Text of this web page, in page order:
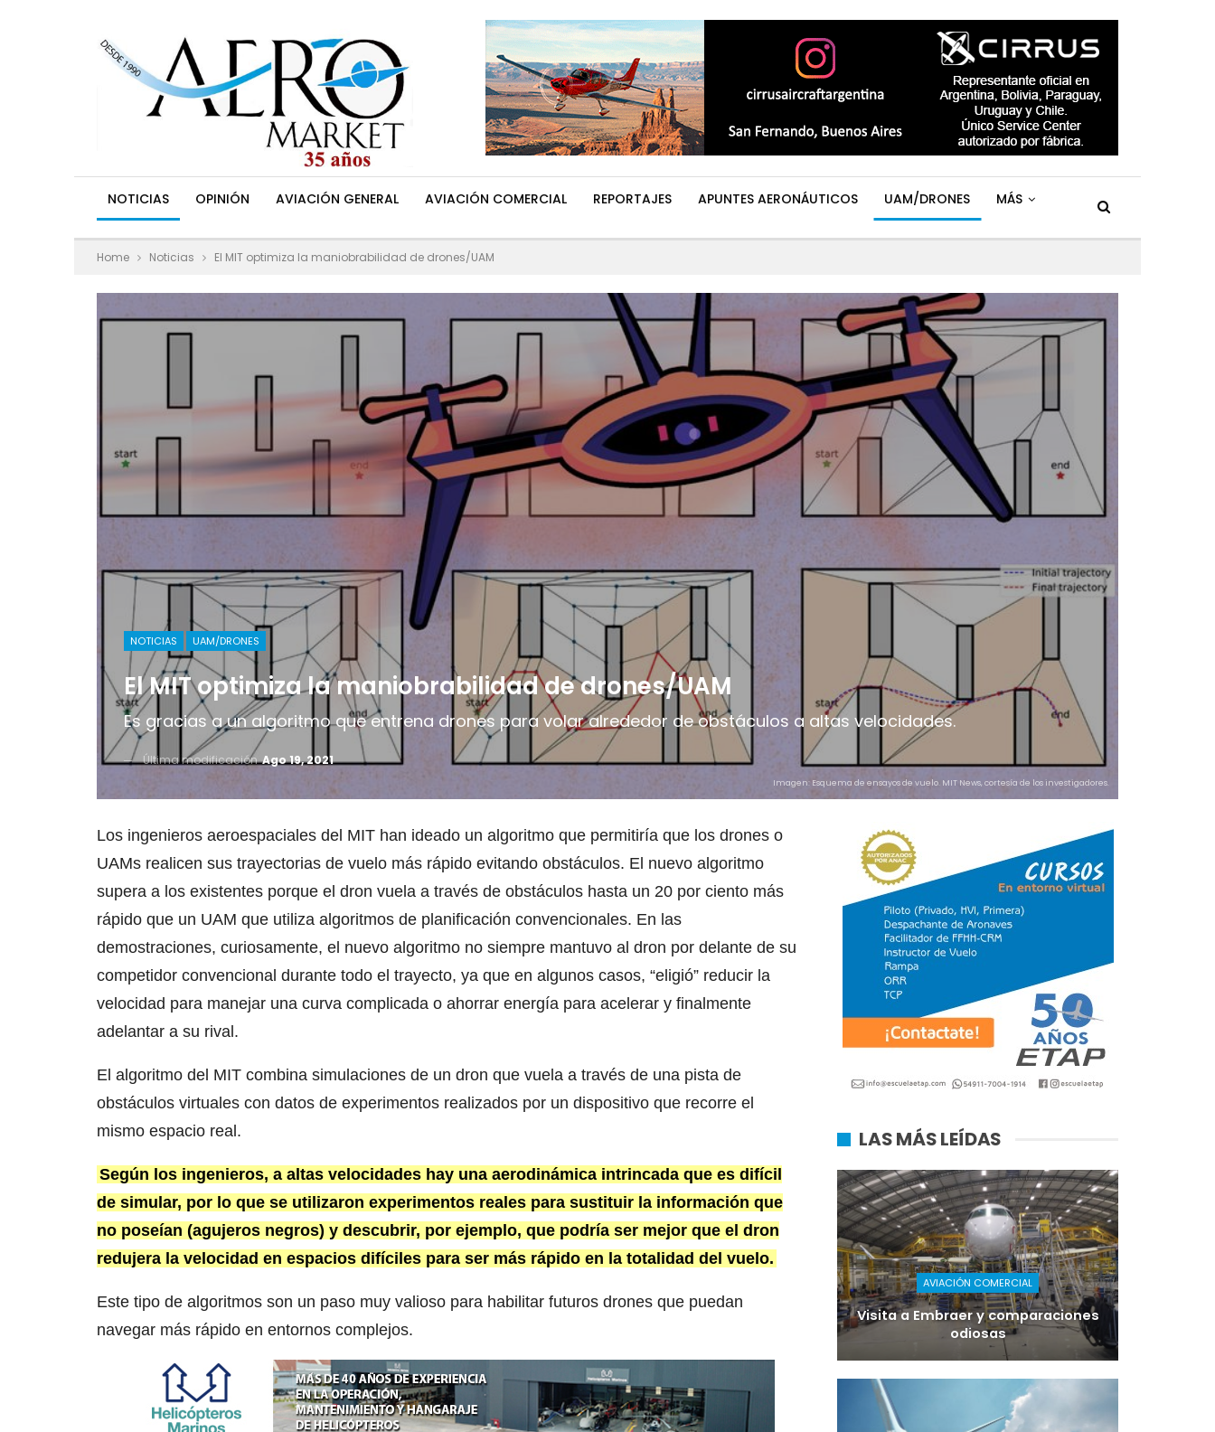
NOTICIAS OPINIÓN AVIACIÓN GENERAL AVIACIÓN COMERCIAL REPORTAJES APUNTES AERONÁUTICOS UAM/DRONES MÁS
Home Noticias El MIT optimiza la maniobrabilidad de drones/UAM
NOTICIAS UAM/DRONES
El MIT optimiza la maniobrabilidad de drones/UAM
Es gracias a un algoritmo que entrena drones para volar alrededor de obstáculos a altas velocidades.
Última modificaciónAgo 19, 2021
Imagen: Esquema de ensayos de vuelo. MIT News, cortesía de los investigadores.
Los ingenieros aeroespaciales del MIT han ideado un algoritmo que permitiría que los drones o
UAMs realicen sus trayectorias de vuelo más rápido evitando obstáculos. El nuevo algoritmo
supera a los existentes porque el dron vuela a través de obstáculos hasta un 20 por ciento más
rápido que un UAM que utiliza algoritmos de planificación convencionales. En las
demostraciones, curiosamente, el nuevo algoritmo no siempre mantuvo al dron por delante de su
competidor convencional durante todo el trayecto, ya que en algunos casos, “eligió” reducir la
velocidad para manejar una curva complicada o ahorrar energía para acelerar y finalmente
adelantar a su rival.
El algoritmo del MIT combina simulaciones de un dron que vuela a través de una pista de
obstáculos virtuales con datos de experimentos realizados por un dispositivo que recorre el
mismo espacio real.
Según los ingenieros, a altas velocidades hay una aerodinámica intrincada que es difícil
de simular, por lo que se utilizaron experimentos reales para sustituir la información que
no poseían (agujeros negros) y descubrir, por ejemplo, que podría ser mejor que el dron
redujera la velocidad en espacios difíciles para ser más rápido en la totalidad del vuelo.
Este tipo de algoritmos son un paso muy valioso para habilitar futuros drones que puedan
navegar más rápido en entornos complejos.
LAS MÁS LEÍDAS
AVIACIÓN COMERCIAL
Visita a Embraer y comparaciones
odiosas